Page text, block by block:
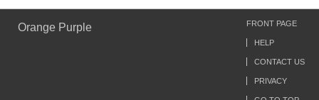
Orange Purple FRONT PAGE
HELP
CONTACT US
PRIVACY